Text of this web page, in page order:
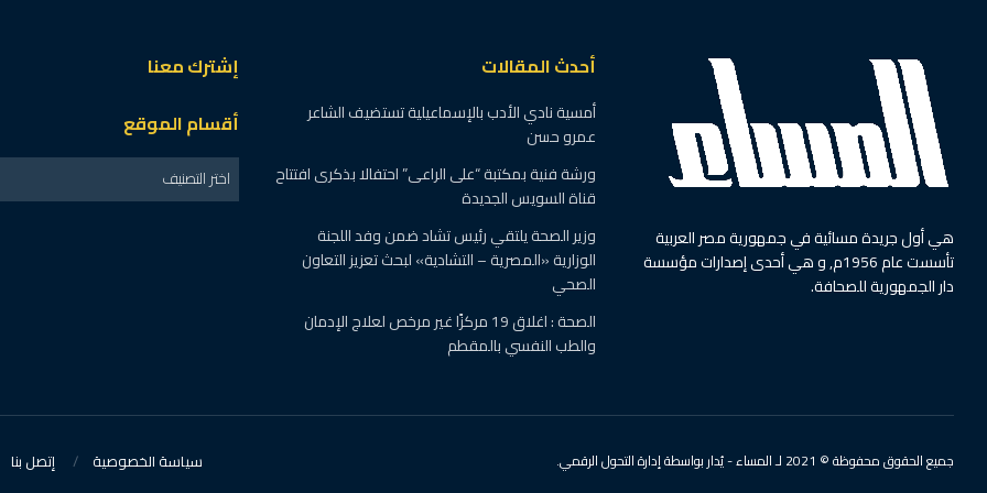
هي أول جريدة مسائية في جمهورية مصر العربية
تأسست عام 1956م, و هي أحدى إصدارات مؤسسة
دار الجمهورية للصحافة.
أحدث المقالات
أمسية نادي الأدب بالإسماعيلية تستضيف الشاعر
عمرو حسن
ورشة فنية بمكتبة “على الراعى” احتفالا بذكرى افتتاح
قناة السويس الجديدة
وزير الصحة يلتقي رئيس تشاد ضمن وفد اللجنة
الوزارية «المصرية – التشادية» لبحث تعزيز التعاون
الصحي
الصحة : اغلاق 19 مركزًا غير مرخص لعلاج الإدمان
والطب النفسي بالمقطم
إشترك معنا
أقسام الموقع
اختر التصنيف
سياسة الخصوصية إتصل بنا جميع الحقوق محفوظة © 2021 لـ المساء - يُدار بواسطة إدارة التحول الرقمي.